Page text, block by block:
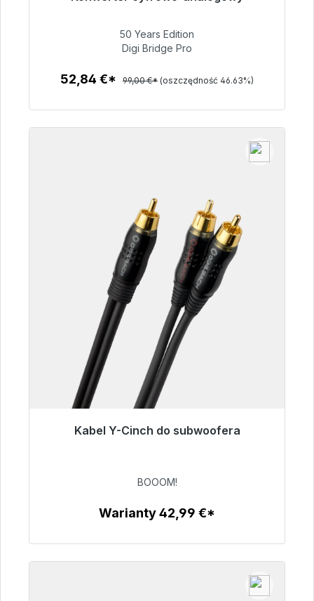
52,84 €
50 Years Edition
Digi Bridge Pro
52,84 €* 99,00 €* (oszczędność 46.63%)
Kabel Y-Cinch do subwoofera
Gotowy do natychmiastowej wysyłki, czas
53,49 €
BOOOM!
Warianty 42,99 €*